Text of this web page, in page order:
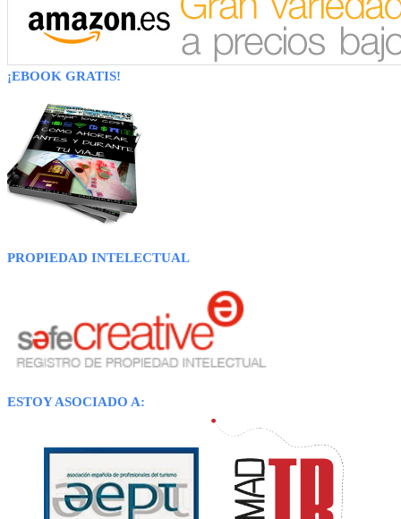
¡EBOOK GRATIS!
PROPIEDAD INTELECTUAL
ESTOY ASOCIADO A: